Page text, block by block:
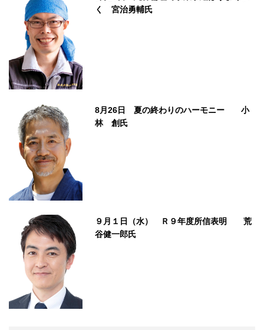
く 宮治勇輔氏
8月26日 夏の終わりのハーモニー 小
林 創氏
９月１日（水） Ｒ９年度所信表明 荒
谷健一郎氏